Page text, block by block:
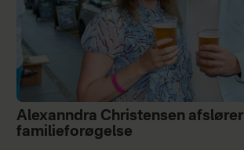
Alexanndra Christensen afslører
familieforøgelse